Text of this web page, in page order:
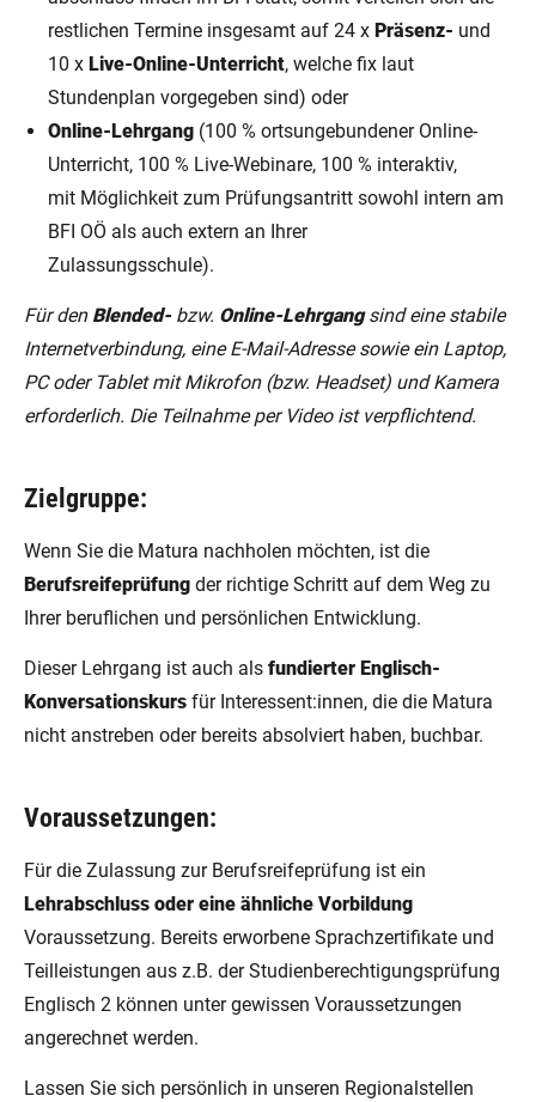
restlichen Termine insgesamt auf 24 x Präsenz- und
10 x Live-Online-Unterricht, welche fix laut
Stundenplan vorgegeben sind) oder
Online-Lehrgang (100 % ortsungebundener Online-
Unterricht, 100 % Live-Webinare, 100 % interaktiv,
mit Möglichkeit zum Prüfungsantritt sowohl intern am
BFI OÖ als auch extern an Ihrer
Zulassungsschule).
Für den Blended- bzw. Online-Lehrgangsind eine stabile
Internetverbindung, eine E-Mail-Adresse sowie ein Laptop,
PC oder Tablet mit Mikrofon (bzw. Headset) und Kamera
erforderlich. Die Teilnahme per Video ist verpflichtend.
Zielgruppe:
Wenn Sie die Matura nachholen möchten, ist die
Berufsreifeprüfung der richtige Schritt auf dem Weg zu
Ihrer beruflichen und persönlichen Entwicklung.
Dieser Lehrgang ist auch als fundierter Englisch-
Konversationskurs für Interessent:innen, die die Matura
nicht anstreben oder bereits absolviert haben, buchbar.
Voraussetzungen:
Für die Zulassung zur Berufsreifeprüfung ist ein
Lehrabschluss oder eine ähnliche Vorbildung
Voraussetzung. Bereits erworbene Sprachzertifikate und
Teilleistungen aus z.B. der Studienberechtigungsprüfung
Englisch 2 können unter gewissen Voraussetzungen
angerechnet werden.
Lassen Sie sich persönlich in unseren Regionalstellen